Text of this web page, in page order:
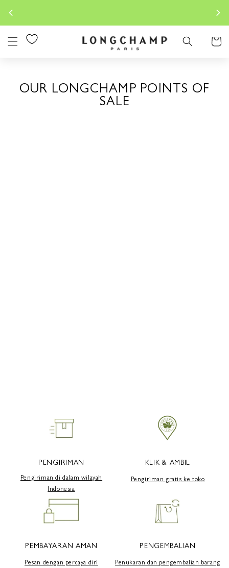
OUR LONGCHAMP POINTS OF
SALE
PENGIRIMAN
Pengiriman di dalam wilayah
Indonesia
KLIK & AMBIL
Pengiriman gratis ke toko
PEMBAYARAN AMAN
Pesan dengan percaya diri
PENGEMBALIAN
Penukaran dan pengembalian barang